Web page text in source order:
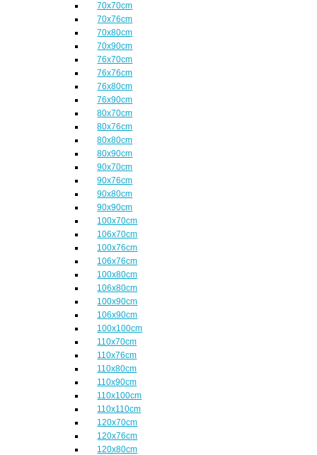
70x70cm
70x76cm
70x80cm
70x90cm
76x70cm
76x76cm
76x80cm
76x90cm
80x70cm
80x76cm
80x80cm
80x90cm
90x70cm
90x76cm
90x80cm
90x90cm
100x70cm
106x70cm
100x76cm
106x76cm
100x80cm
106x80cm
100x90cm
106x90cm
100x100cm
110x70cm
110x76cm
110x80cm
110x90cm
110x100cm
110x110cm
120x70cm
120x76cm
120x80cm